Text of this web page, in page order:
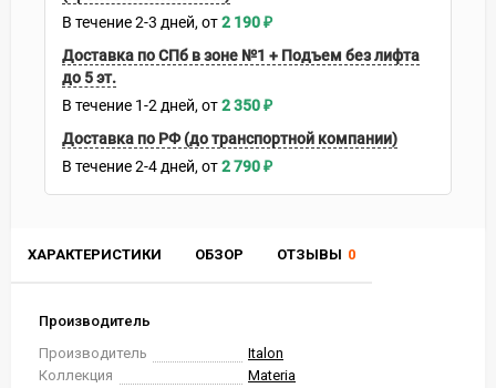
ХАРАКТЕРИСТИКИ ОБЗОР ОТЗЫВЫ 0
Производитель
Производитель
Italon
Коллекция
Materia
В течение2-3 дней 2 190₽
Доставка по СПб в зоне №1 + Подъем без лифта
до 5 эт.
В течение 1-2 дней 2 350₽
Доставка по РФ (до транспортной компании)
В течение2-4 дней 2 790₽